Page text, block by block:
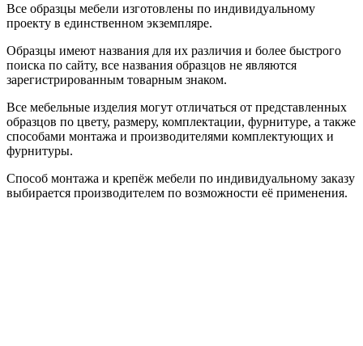
Все образцы мебели изготовлены по индивидуальному
проекту в единственном экземпляре.
Образцы имеют названия для их различия и более быстрого
поиска по сайту, все названия образцов не являются
зарегистрированным товарным знаком.
Все мебельные изделия могут отличаться от представленных
образцов по цвету, размеру, комплектации, фурнитуре, а также
способами монтажа и производителями комплектующих и
фурнитуры.
Способ монтажа и крепёж мебели по индивидуальному заказу
выбирается производителем по возможности её применения.